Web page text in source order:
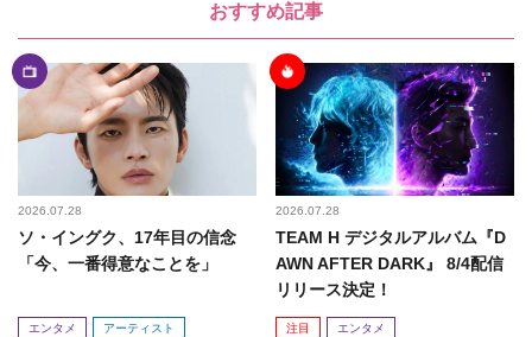
おすすめ記事
2026.07.28
ソ・イングク、17年目の信念
「今、一番得意なことを」
エンタメ アーティスト
2026.07.28
TEAM H デジタルアルバム『D
AWN AFTER DARK』 8/4配信
リリース決定！
注目 エンタメ